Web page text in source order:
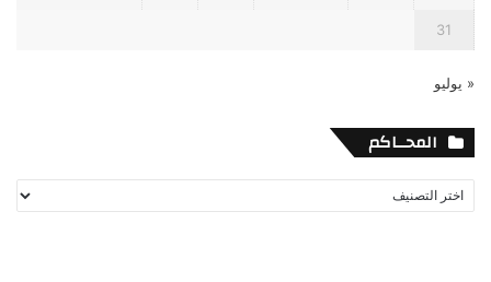
31
« يوليو
المحــاكم
المحــاكم